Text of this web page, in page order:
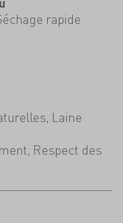
rapide
Laine
Respect des